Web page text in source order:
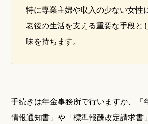
特に専業主婦や収入の少ない女性
老後の生活を支える重要な手段と
味を持ちます。
手続きは年金事務所で行いますが、「
情報通知書」や「標準報酬改定請求書